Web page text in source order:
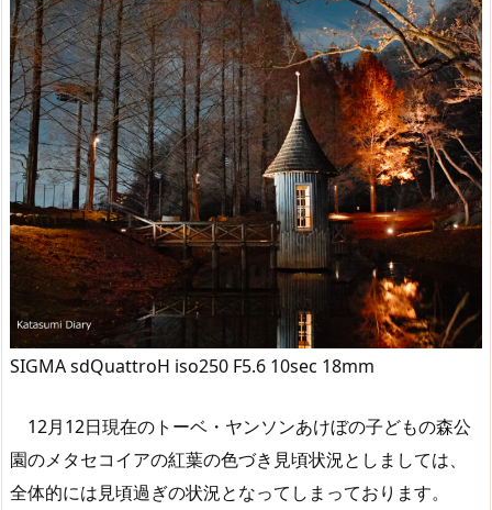
SIGMA sdQuattroH iso250 F5.6 10sec 18mm
12月12日現在のトーベ・ヤンソンあけぼの子どもの森公
園のメタセコイアの紅葉の色づき見頃状況としましては、
全体的には見頃過ぎの状況となってしまっております。